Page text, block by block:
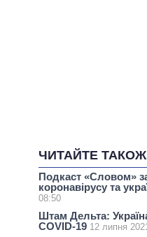
ЧИТАЙТЕ ТАКОЖ
Подкаст «Словом»
коронавірусу та
08:50
Штам Дельта:
COVID-19 12 липня